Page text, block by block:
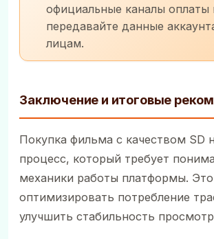
официальные каналы оплаты
передавайте данные
лицам.
Заключение и итоговые
Покупка фильма с качеством SD
процесс, который требует
механики работы платформы. Это
оптимизировать потребление
улучшить стабильность